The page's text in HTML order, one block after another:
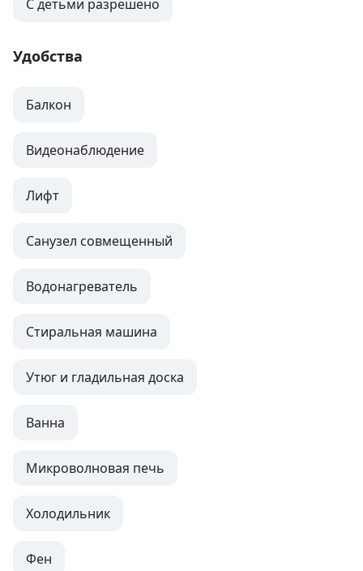
С детьми разрешено
Удобства
Балкон
Видеонаблюдение
Лифт
Санузел совмещенный
Водонагреватель
Стиральная машина
Утюг и гладильная доска
Ванна
Микроволновая печь
Холодильник
Фен